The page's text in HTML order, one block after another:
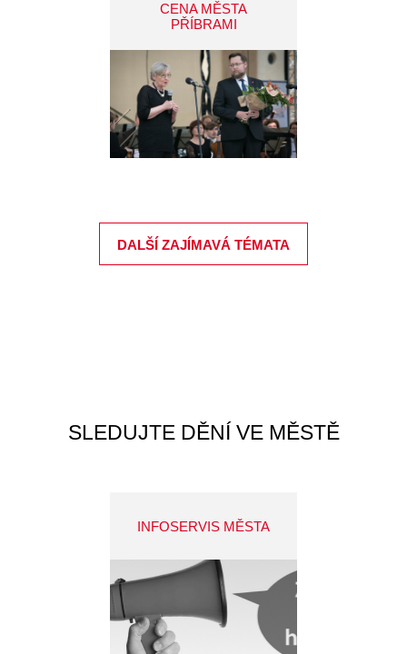
CENA MĚSTA
PŘÍBRAMI
DALŠÍ ZAJÍMAVÁ TÉMATA
SLEDUJTE DĚNÍ VE MĚSTĚ
INFOSERVIS MĚSTA